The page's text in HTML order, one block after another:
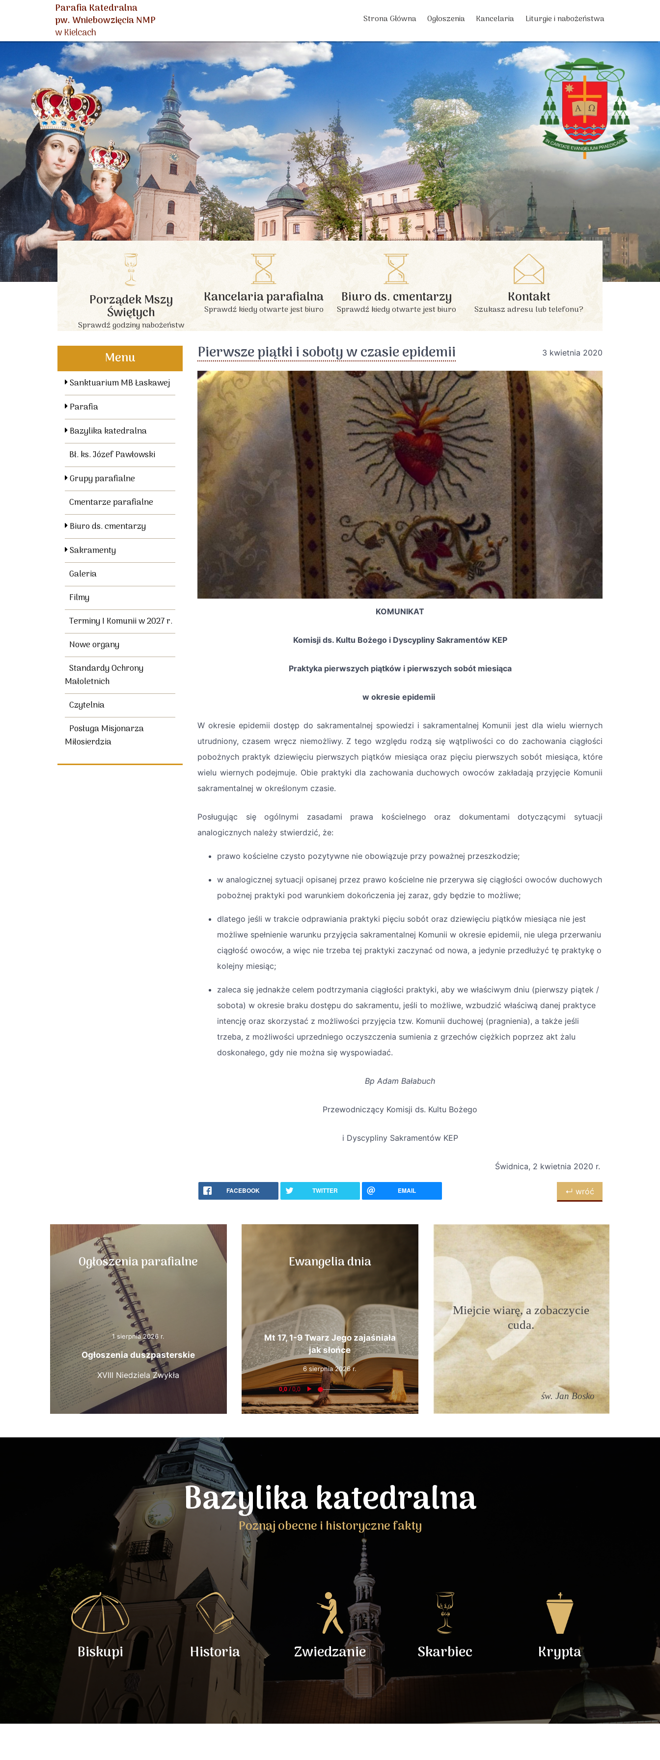
Parafia Katedralna
pw. Wniebowzięcia NMP
w Kielcach
Strona Główna Ogłoszenia Kancelaria Liturgie i nabożeństwa
Porządek Mszy
Świętych
Sprawdź godziny nabożeństw
Kancelaria parafialna
Sprawdź kiedy otwarte jest biuro
Biuro ds. cmentarzy
Sprawdź kiedy otwarte jest biuro
Kontakt
Szukasz adresu lub telefonu?
Menu
Sanktuarium MB Łaskawej
Parafia
Bazylika katedralna
Bł. ks. Józef Pawłowski
Grupy parafialne
Cmentarze parafialne
Biuro ds. cmentarzy
Sakramenty
Galeria
Filmy
Terminy I Komunii w 2027 r.
Nowe organy
Standardy Ochrony
Małoletnich
Czytelnia
Posługa Misjonarza
Miłosierdzia
Pierwsze piątki i soboty w czasie epidemii 3 kwietnia 2020
KOMUNIKAT
Komisji ds. Kultu Bożego i Dyscypliny Sakramentów KEP
Praktyka pierwszych piątków i pierwszych sobót miesiąca
w okresie epidemii
W okresie epidemii dostęp do sakramentalnej spowiedzi i sakramentalnej Komunii jest dla wielu wiernych
utrudniony, czasem wręcz niemożliwy. Z tego względu rodzą się wątpliwości co do zachowania ciągłości
pobożnych praktyk dziewięciu pierwszych piątków miesiąca oraz pięciu pierwszych sobót miesiąca, które
wielu wiernych podejmuje. Obie praktyki dla zachowania duchowych owoców zakładają przyjęcie Komunii
sakramentalnej w określonym czasie.
Posługując się ogólnymi zasadami prawa kościelnego oraz dokumentami dotyczącymi sytuacji
analogicznych należy stwierdzić, że:
prawo kościelne czysto pozytywne nie obowiązuje przy poważnej przeszkodzie;
w analogicznej sytuacji opisanej przez prawo kościelne nie przerywa się ciągłości owoców duchowych
pobożnej praktyki pod warunkiem dokończenia jej zaraz, gdy będzie to możliwe;
dlatego jeśli w trakcie odprawiania praktyki pięciu sobót oraz dziewięciu piątków miesiąca nie jest
możliwe spełnienie warunku przyjęcia sakramentalnej Komunii w okresie epidemii, nie ulega przerwaniu
ciągłość owoców, a więc nie trzeba tej praktyki zaczynać od nowa, a jedynie przedłużyć tę praktykę o
kolejny miesiąc;
zaleca się jednakże celem podtrzymania ciągłości praktyki, aby we właściwym dniu (pierwszy piątek /
sobota) w okresie braku dostępu do sakramentu, jeśli to możliwe, wzbudzić właściwą danej praktyce
intencję oraz skorzystać z możliwości przyjęcia tzw. Komunii duchowej (pragnienia), a także jeśli
trzeba, z możliwości uprzedniego oczyszczenia sumienia z grzechów ciężkich poprzez akt żalu
doskonałego, gdy nie można się wyspowiadać.
Bp Adam Bałabuch
Przewodniczący Komisji ds. Kultu Bożego
i Dyscypliny Sakramentów KEP
Świdnica, 2 kwietnia 2020 r.
FACEBOOK TWITTER EMAIL ↵ wróć
Ogłoszenia parafialne
1 sierpnia 2026 r.
Ogłoszenia duszpasterskie
XVIII Niedziela Zwykła
Ewangelia dnia
Mt 17, 1-9 Twarz Jego zajaśniała
jak słońce
6 sierpnia 2026 r.
Miejcie wiarę, a zobaczycie
cuda.
św. Jan Bosko
Bazylika katedralna
Poznaj obecne i historyczne fakty
Biskupi Historia Zwiedzanie Skarbiec Krypta